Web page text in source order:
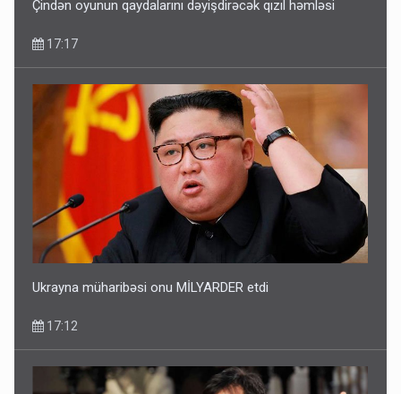
Çindən oyunun qaydalarını dəyişdirəcək qızıl həmləsi
17:17
Ukrayna müharibəsi onu MİLYARDER etdi
17:12